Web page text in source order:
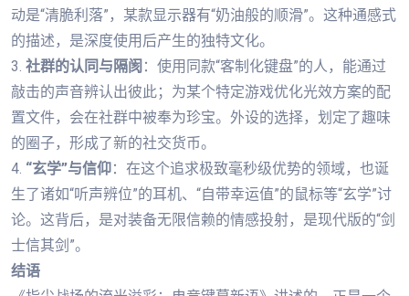
动是“清脆利落”，某款显示器有“奶油般的顺滑”。这种通感式
的描述，是深度使用后产生的独特文化。
3. 社群的认同与隔阂 ：使用同款“客制化键盘”的人，能通过
敲击的声音辨认出彼此；为某个特定游戏优化光效方案的配
置文件，会在社群中被奉为珍宝。外设的选择，划定了趣味
的圈子，形成了新的社交货币。
4. “玄学”与信仰：在这个追求极致毫秒级优势的领域，也诞
生了诸如“听声辨位”的耳机、“自带幸运值”的鼠标等“玄学”讨
论。这背后，是对装备无限信赖的情感投射，是现代版的“剑
士信其剑”。
结语